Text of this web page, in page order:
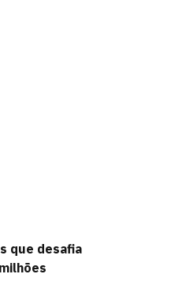
que desafia